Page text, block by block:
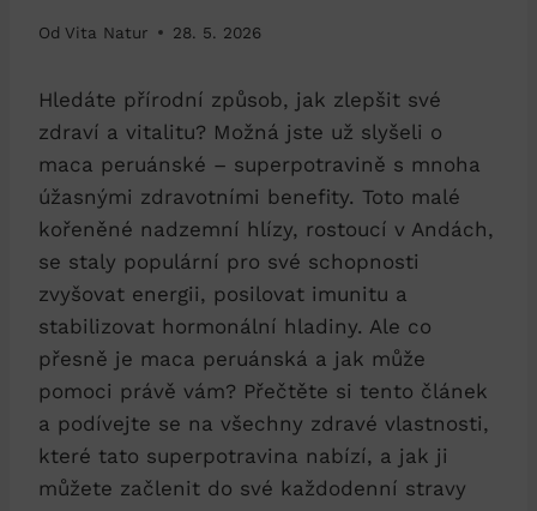
Od Vita Natur 28. 5. 2026
Hledáte přírodní způsob, jak zlepšit své
zdraví a vitalitu? Možná jste už slyšeli o
maca peruánské – superpotravině s mnoha
úžasnými zdravotními benefity. Toto malé
kořeněné nadzemní hlízy, rostoucí v Andách,
se staly populární pro své schopnosti
zvyšovat energii, posilovat imunitu a
stabilizovat hormonální hladiny. Ale co
přesně je maca peruánská a jak může
pomoci právě vám? Přečtěte si tento článek
a podívejte se na všechny zdravé vlastnosti,
které tato superpotravina nabízí, a jak ji
můžete začlenit do své každodenní stravy